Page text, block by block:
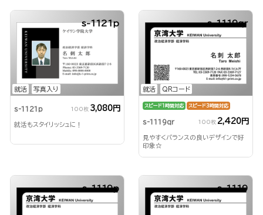
就活 写真入り
s-1121p
s-1121p 100枚 3,080円
就活もスタイリッシュに！
就活 QRコード
s-1119qr
スピード1時間対応 スピード3時間対応
s-1119qr 100枚 2,420円
見やすくバランスの良いデザインで好
印象☆
s-1119p s-1119